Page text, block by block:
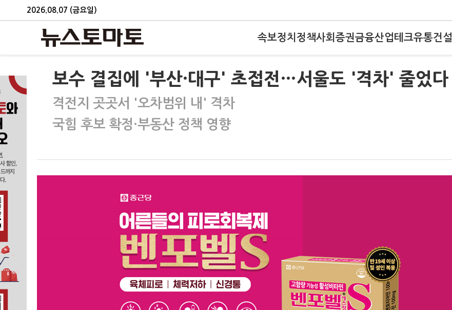
2026.08.07 (금요일)
속보정치 정책사회 증권금융산업테크유통건설
보수 결집에 '부산·대구' 초접전…서울도 '격차' 줄었다
격전지 곳곳서 '오차범위 내' 격차
국힘 후보 확정·부동산 정책 영향